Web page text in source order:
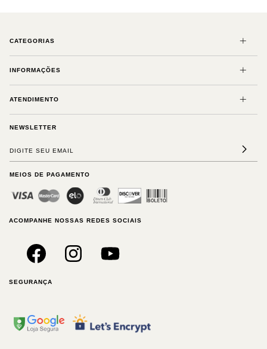
CATEGORIAS
INFORMAÇÕES
ATENDIMENTO
NEWSLETTER
MEIOS DE PAGAMENTO
ACOMPANHE NOSSAS REDES SOCIAIS
SEGURANÇA